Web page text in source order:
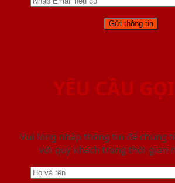
YÊU CẦU
Vui lòng nhập thông tin để chúng
với quý khách trong thời gian